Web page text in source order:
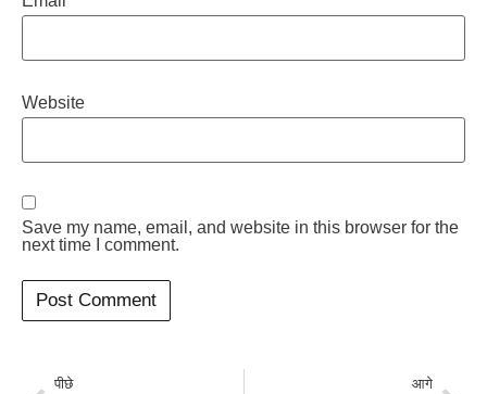
Website
Save my name, email, and website in this browser for the
next time I comment.
पीछे आगे